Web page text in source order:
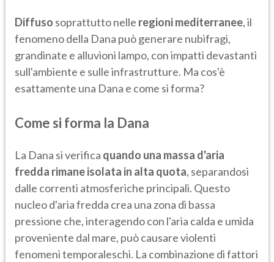
Diffuso soprattutto nelle regioni mediterranee, il
fenomeno della Dana può generare nubifragi,
grandinate e alluvioni lampo, con impatti devastanti
sull'ambiente e sulle infrastrutture. Ma cos'è
esattamente una Dana e come si forma?
Come si forma la Dana
La Dana si verifica quando una massa d'aria
fredda rimane isolata in alta quota, separandosi
dalle correnti atmosferiche principali. Questo
nucleo d'aria fredda crea una zona di bassa
pressione che, interagendo con l'aria calda e umida
proveniente dal mare, può causare violenti
fenomeni temporaleschi. La combinazione di fattori